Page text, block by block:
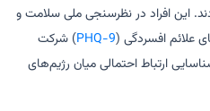
کردند. این افراد در نظرسنجی ملی سلامت و
علائم افسردگی (PHQ-9) شرکت
ارتباط احتمالی میان رژیم‌های